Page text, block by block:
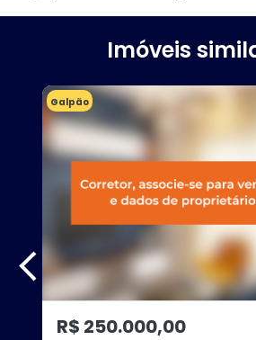
Imóveis
Galpão
R$ 250.000,00